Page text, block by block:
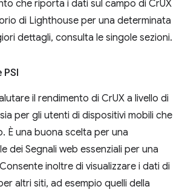
che riporta i dati sul campo di CrUX
di Lighthouse per una determinata
dettagli, consulta le singole sezioni.
PSI
il rendimento di CrUX a livello di
per gli utenti di dispositivi mobili che
È una buona scelta per una
dei Segnali web essenziali per una
inoltre di visualizzare i dati di
altri siti, ad esempio quelli della